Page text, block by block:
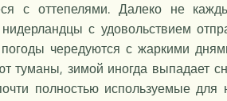
с оттепелями. Далеко не
нидерландцы с удовольствием
чередуются с жаркими
туманы, зимой иногда выпадает
полностью используемые